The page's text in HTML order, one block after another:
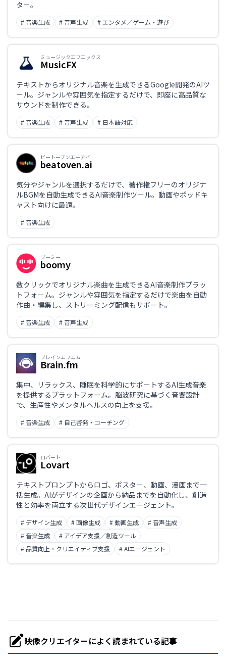
ター。
# 音楽生成 # 音声生成 # エンタメ／ゲーム・遊び
ミュージックエフエックス
MusicFX
テキストからオリジナル音楽を生成できるGoogle開発のAIツ
ール。ジャンルや雰囲気を指定するだけで、即座に高品質な
サウンドを制作できる。
# 音楽生成 # 音声生成 # 日本語対応
ビートーブンエーアイ
beatoven.ai
気分やジャンルを選択するだけで、著作権フリーのオリジナ
ルBGMを自動生成できるAI音楽制作ツール。動画やポッドキ
ャスト向けに最適。
# 音楽生成
ブーミー
boomy
数クリックでオリジナル楽曲を生成できるAI音楽制作プラッ
トフォーム。ジャンルや雰囲気を指定するだけで楽曲を自動
作曲・編集し、ストリーミング配信もサポート。
# 音楽生成 # 音声生成
ブレインエフエム
Brain.fm
集中、リラックス、睡眠を科学的にサポートするAI生成音楽
を提供するプラットフォーム。脳波研究に基づく音響設計
で、生産性やメンタルヘルスの向上を支援。
# 音楽生成 # 自己啓発・コーチング
ロバート
Lovart
テキストプロンプトからロゴ、ポスター、動画、漫画まで一
括生成。AIがデザインの企画から納品までを自動化し、創造
性と効率を両立する次世代デザインエージェント。
# デザイン生成 # 画像生成 # 動画生成
# 音声生成
# 音楽生成
# アイデア支援／創造ツール
# 品質向上・クリエイティブ支援
# AIエージェント
映像クリエイターによく読まれている記事